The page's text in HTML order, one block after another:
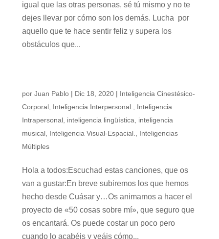
igual que las otras personas, sé tú mismo y no te
dejes llevar por cómo son los demás. Lucha por
aquello que te hace sentir feliz y supera los
obstáculos que...
por Juan Pablo| Dic 18, 2020| Inteligencia Cinestésico-
Corporal, Inteligencia Interpersonal.
Inteligencia
Intrapersonal, inteligencia lingüística
inteligencia
musical, Inteligencia Visual-Espacial.
Inteligencias
Múltiples
Hola a todos:Escuchad estas canciones, que os
van a gustar:En breve subiremos los que hemos
hecho desde Cuásar y…Os animamos a hacer el
proyecto de «50 cosas sobre mí», que seguro que
os encantará. Os puede costar un poco pero
cuando lo acabéis y veáis cómo...